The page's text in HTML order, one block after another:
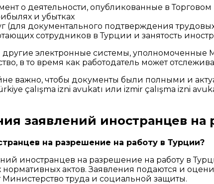
о деятельности, опубликованные в Торговом
и убытках
(для документального подтверждения
сотрудников в Турции и занятость
другие электронные системы,
в то время как работодатель может
важно, чтобы документы были полными и
çalışma izni avukatı или izmir çalışma izni
заявлений иностранцев на
на разрешение на работу в Турции?
иностранцев на разрешение на работу в
актов. Заявления подаются и
труда и социальной защиты.